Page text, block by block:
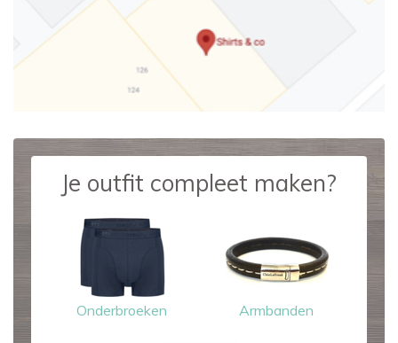
Je outfit compleet maken?
Onderbroeken Armbanden